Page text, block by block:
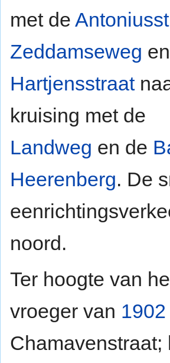
met de
Zeddamseweg
Hartjensstraat
kruising met de
Landweg en de
Heerenberg. De
noord.
Ter hoogte van
vroeger van 1902